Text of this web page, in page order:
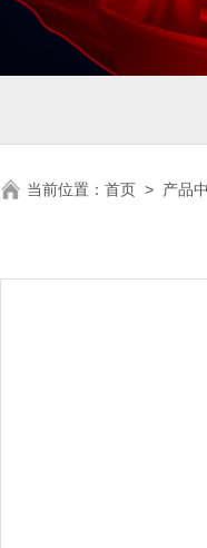
当前位置： 首页 > 产品